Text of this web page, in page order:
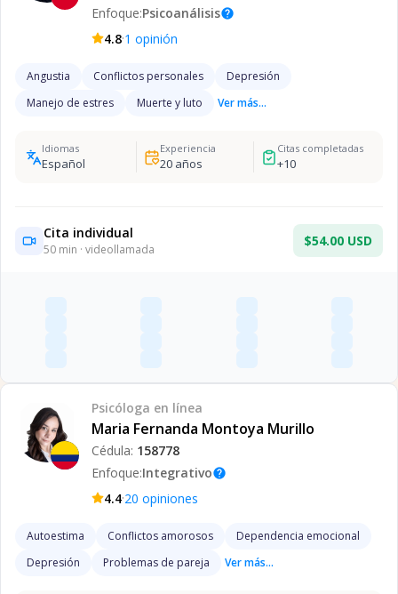
Enfoque:Psicoanálisishelp
4.8·1 opinión
Angustia Conflictos personales
Depresión
Manejo de estres
Muerte y luto Ver más...
Idiomas
Español
Experiencia
20años
Citas completadas
+10
Cita individual
50 min · videollamada
$54.00 USD
Psicóloga en línea
Maria Fernanda Montoya Murillo
Cédula: 158778
Enfoque:Integrativohelp
4.4·20 opiniones
Autoestima Conflictos amorosos
Dependencia emocional
Depresión
Problemas de pareja Ver más...